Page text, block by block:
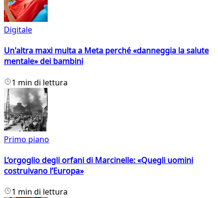
Digitale
Un'altra maxi multa a Meta perché «danneggia la salute
mentale» dei bambini
1 min di lettura
Primo piano
L’orgoglio degli orfani di Marcinelle: «Quegli uomini
costruivano l’Europa»
1 min di lettura